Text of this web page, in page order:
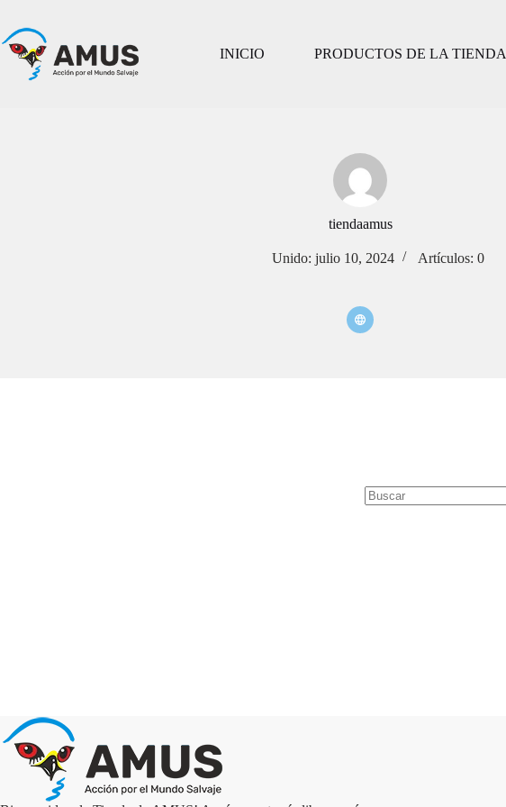
INICIO PRODUCTOS DE LA TIENDA
tiendaamus
Unido: julio 10, 2024 Artículos: 0